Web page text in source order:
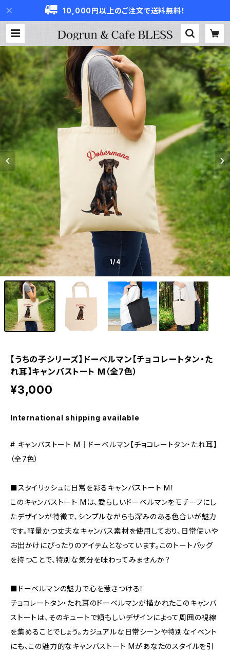
10,000円以上のご注文で送料無料！
1/4
【うちの子シリーズ】ドーベルマン【チョコレートタン・た
れ耳】キャンバストート M（全7色）
¥3,000
International shipping available
# キャンバストート M｜ドーベルマン【チョコレートタン・たれ耳】
（全7色）
■スタイリッシュに日常を彩るキャンバストート M！
このキャンバストート Mは、愛らしいドーベルマンをモチーフにし
たデザインが特徴で、シンプルながらも深みのある色合いが魅力
です。軽量かつ丈夫なキャンバス素材を使用しており、日常使いや
お出かけにぴったりのアイテムとなっています。このトートバッグ
を持つことで、特別な気分を味わってみませんか？
■ドーベルマンの魅力で心を惹きつける！
チョコレートタン・たれ耳のドーベルマンが描かれたこのキャンバ
ストートは、そのキュートで頼もしいデザインによって周囲の視線
を集めることでしょう。カジュアルな日常シーンや特別なイベント
にも、この魅力的なキャンバストート Mがあなたのスタイルを引